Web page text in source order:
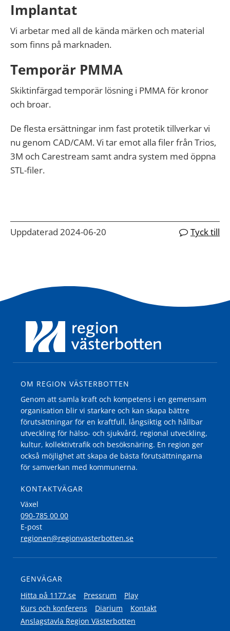
Implantat
Vi arbetar med all de kända märken och material
som finns på marknaden.
Temporär PMMA
Skiktinfärgad temporär lösning i PMMA för kronor
och broar.
De flesta ersättningar inm fast protetik tillverkar vi
nu genom CAD/CAM. Vi tar emot alla filer från Trios,
3M och Carestream samt andra system med öppna
STL-filer.
Uppdaterad 2024-06-20 Tyck till
OM REGION VÄSTERBOTTEN
Genom att samla kraft och kompetens i en gemensam
organisation blir vi starkare och kan skapa bättre
förutsättningar för en kraftfull, långsiktig och hållbar
utveckling för hälso- och sjukvård, regional utveckling,
kultur, kollektivtrafik och besöksnäring. En region ger
också möjlighet att skapa de bästa förutsättningarna
för samverkan med kommunerna.
KONTAKTVÄGAR
Växel
090-785 00 00
E-post
regionen@regionvasterbotten.se
GENVÄGAR
Hitta på 1177.se
Pressrum
Play
Kurs och konferens
Diarium
Kontakt
Anslagstavla Region Västerbotten